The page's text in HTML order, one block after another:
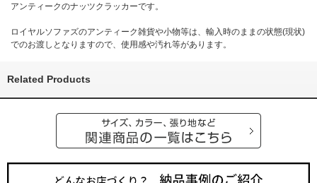
アンティークのナッツクラッカーです。
ロイヤルソファズのアンティーク雑貨や小物等は、輸入時のままの状態(現状)
でのお渡しとなりますので、使用感や汚れ等があります。
Related Products